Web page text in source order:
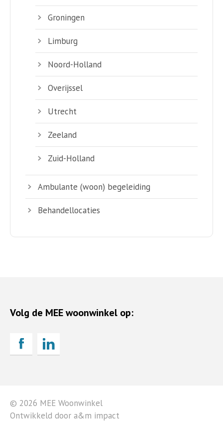
Groningen
Limburg
Noord-Holland
Overijssel
Utrecht
Zeeland
Zuid-Holland
Ambulante (woon) begeleiding
Behandellocaties
Volg de MEE woonwinkel op:
© 2026 MEE Woonwinkel
Ontwikkeld door a&m impact